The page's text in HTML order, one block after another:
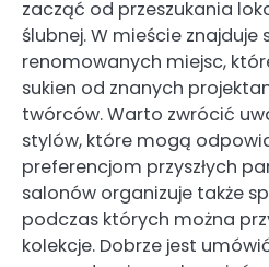
zacząć od przeszukania
ślubnej. W mieście znajduje
renomowanych miejsc,
sukien od znanych
twórców. Warto zwrócić
stylów, które mogą
preferencjom przyszłych
salonów organizuje także
podczas których można
kolekcje. Dobrze jest